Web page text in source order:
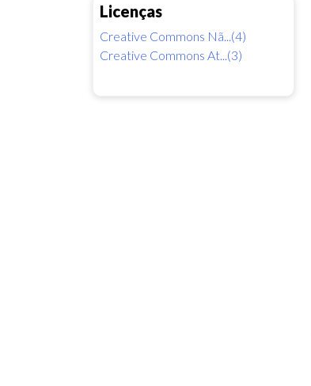
Licenças
Creative Commons Nã...(4)
Creative Commons At...(3)